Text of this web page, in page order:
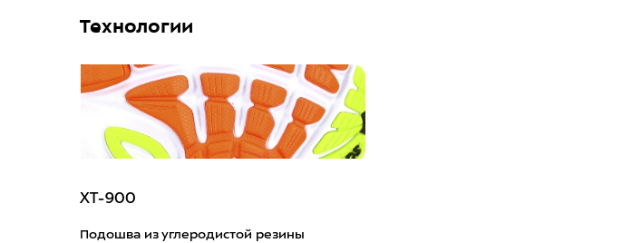
Технологии
XT-900
Подошва из углеродистой резины